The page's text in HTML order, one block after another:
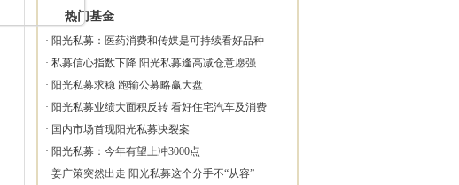
热门基金
· 阳光私募：医药消费和传媒是可持续看好品种
· 私募信心指数下降 阳光私募逢高减仓意愿强
· 阳光私募求稳 跑输公募略赢大盘
· 阳光私募业绩大面积反转 看好住宅汽车及消费
· 国内市场首现阳光私募决裂案
· 阳光私募：今年有望上冲3000点
· 姜广策突然出走 阳光私募这个分手不“从容”